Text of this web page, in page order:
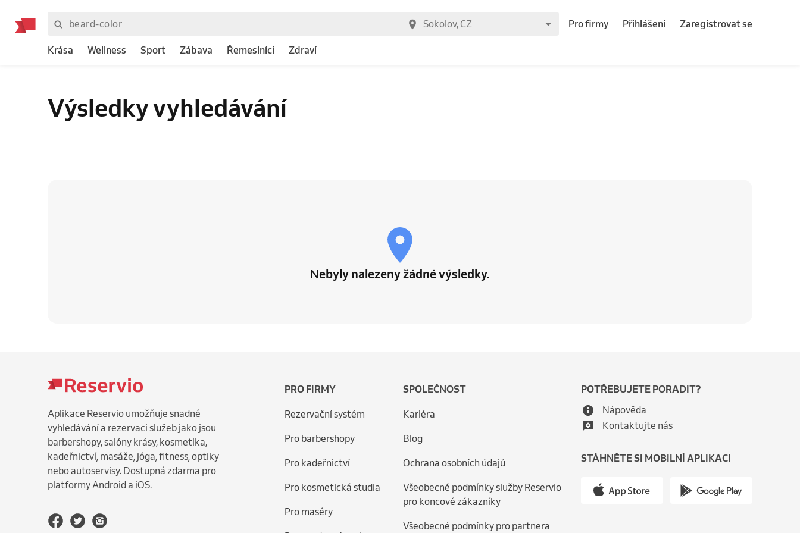
Pro firmy Přihlášení Zaregistrovat se
Krása Wellness Sport Zábava Řemeslníci Zdraví
Výsledky vyhledávání
Nebyly nalezeny žádné výsledky.
Aplikace Reservio umožňuje snadné
vyhledávání a rezervaci služeb jako jsou
barbershopy, salóny krásy, kosmetika,
kadeřnictví, masáže, jóga, fitness, optiky
nebo autoservisy. Dostupná zdarma pro
platformy Android a iOS.
PRO FIRMY
Rezervační systém
Pro barbershopy
Pro kadeřnictví
Pro kosmetická studia
Pro maséry
SPOLEČNOST
Kariéra
Blog
Ochrana osobních údajů
Všeobecné podmínky služby Reservio
pro koncové zákazníky
Všeobecné podmínky pro partnera
POTŘEBUJETE PORADIT?
Nápověda
Kontaktujte nás
STÁHNĚTE SI MOBILNÍ APLIKACI